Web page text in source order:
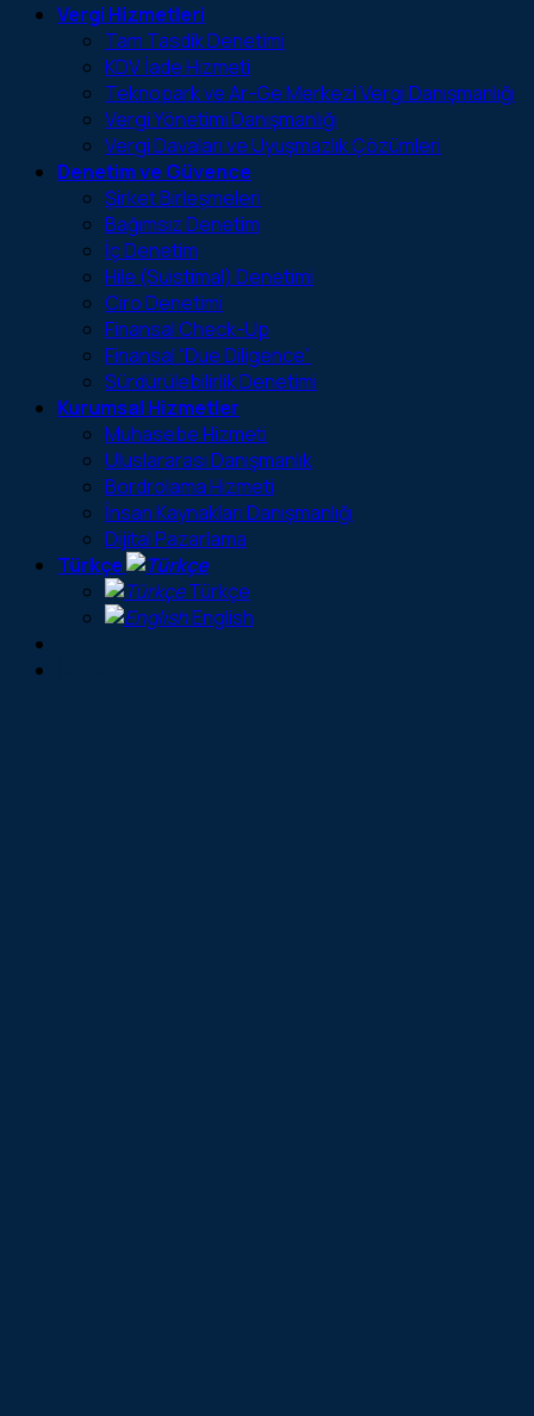
Vergi Hizmetleri
Tam Tasdik Denetimi
KDV İade Hizmeti
Teknopark ve Ar-Ge Merkezi Vergi Danışmanlığı
Vergi Yönetimi Danışmanlığı
Vergi Davaları ve Uyuşmazlık Çözümleri
Denetim ve Güvence
Şirket Birleşmeleri
Bağımsız Denetim
İç Denetim
Hile (Suistimal) Denetimi
Ciro Denetimi
Finansal Check-Up
Finansal “Due Diligence”
Sürdürülebilirlik Denetimi
Kurumsal Hizmetler
Muhasebe Hizmeti
Uluslararası Danışmanlık
Bordrolama Hizmeti
İnsan Kaynakları Danışmanlığı
Dijital Pazarlama
Türkçe
Türkçe
English